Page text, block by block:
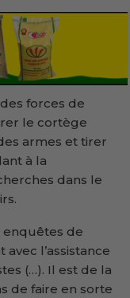
forces de
le cortège
armes et tirer
à la
dans le
enquêtes de
l’assistance
(…). Il est de la
de faire en sorte